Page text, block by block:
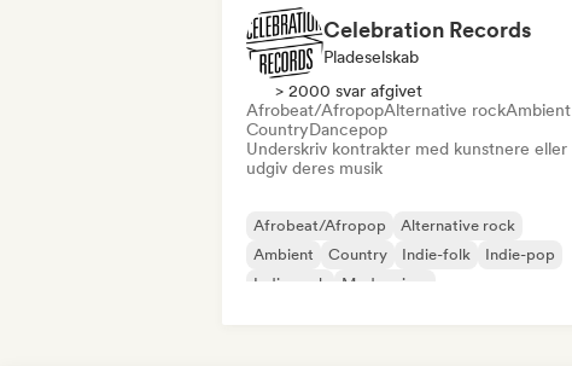
Celebration Records
Pladeselskab
> 2000 svar afgivet
Afrobeat/AfropopAlternative rockAmbient
CountryDancepop
Underskriv kontrakter med kunstnere eller
udgiv deres musik
Afrobeat/Afropop
Alternative rock
Ambient
Country Indie-folk
Indie-pop
Indie-rock
Modern jazz